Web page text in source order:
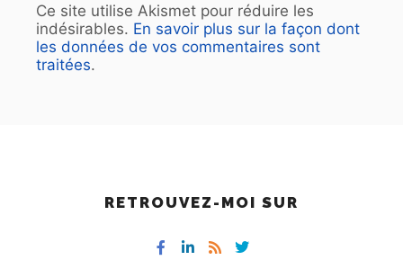
Ce site utilise Akismet pour réduire les
indésirables. En savoir plus sur la façon dont
les données de vos commentaires sont
traitées.
RETROUVEZ-MOI SUR